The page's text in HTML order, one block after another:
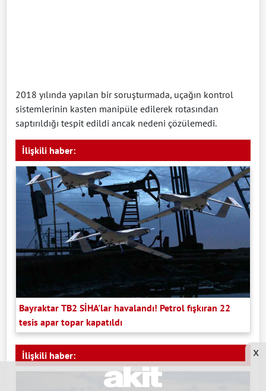
2018 yılında yapılan bir soruşturmada, uçağın kontrol
sistemlerinin kasten manipüle edilerek rotasından
saptırıldığı tespit edildi ancak nedeni çözülemedi.
İlişkili haber:
Bayraktar TB2 SİHA'lar havalandı! Petrol fışkıran 22
tesis apar topar kapatıldı
İlişkili haber: x